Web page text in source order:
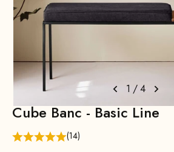
1 /4
Cube Banc - Basic Line
(14)